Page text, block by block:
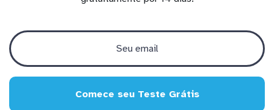
Comece seu Teste Grátis